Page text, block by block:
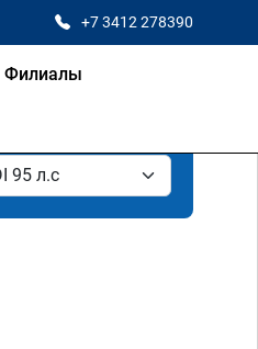
+7 3412 278390
Филиалы